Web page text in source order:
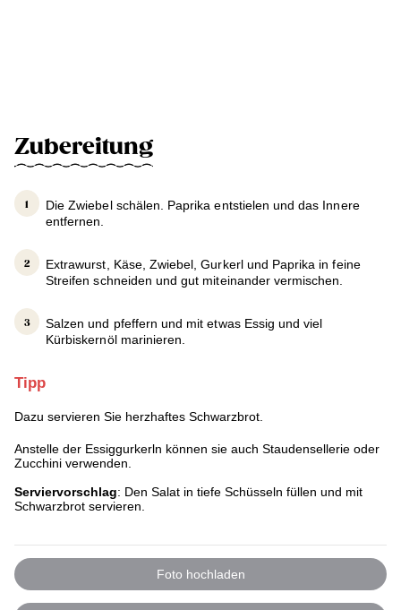
Zubereitung
Die Zwiebel schälen. Paprika entstielen und das Innere
entfernen.
Extrawurst, Käse, Zwiebel, Gurkerl und Paprika in feine
Streifen schneiden und gut miteinander vermischen.
Salzen und pfeffern und mit etwas Essig und viel
Kürbiskernöl marinieren.
Tipp
Dazu servieren Sie herzhaftes Schwarzbrot.
Anstelle der Essiggurkerln können sie auch Staudensellerie oder
Zucchini verwenden.
Serviervorschlag: Den Salat in tiefe Schüsseln füllen und mit
Schwarzbrot servieren.
Foto hochladen